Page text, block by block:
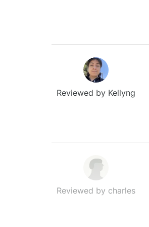
Reviewed by Kellyng
Reviewed by charles